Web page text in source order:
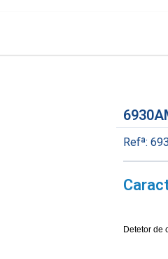
Refª:
Detetor de